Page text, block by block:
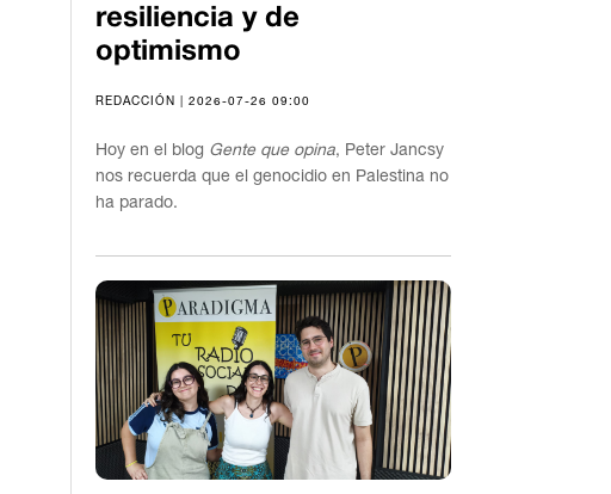
resiliencia y de
optimismo
REDACCIÓN | 2026-07-26 09:00
Hoy en el blog Gente que opina, Peter Jancsy
nos recuerda que el genocidio en Palestina no
ha parado.